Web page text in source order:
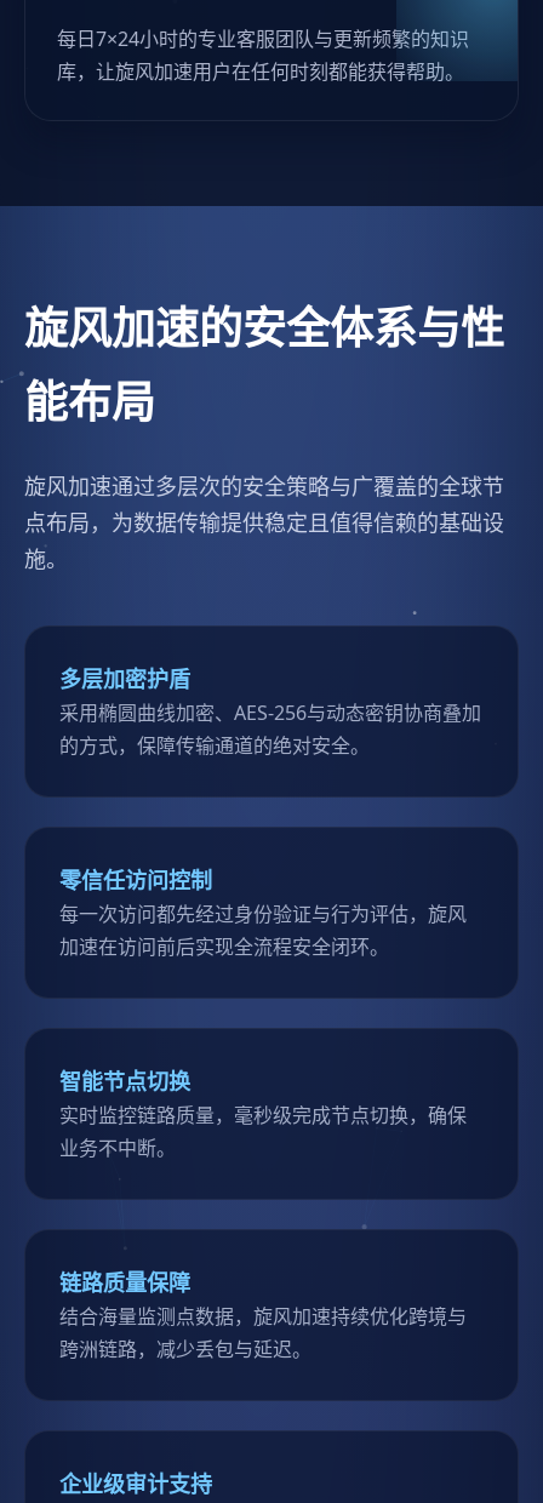
每日7×24小时的专业客服团队与更新频繁的知识
库，让旋风加速用户在任何时刻都能获得帮助。
旋风加速的安全体系与性
能布局
旋风加速通过多层次的安全策略与广覆盖的全球节
点布局，为数据传输提供稳定且值得信赖的基础设
施。
多层加密护盾
采用椭圆曲线加密、AES-256与动态密钥协商叠加
的方式，保障传输通道的绝对安全。
零信任访问控制
每一次访问都先经过身份验证与行为评估，旋风
加速在访问前后实现全流程安全闭环。
智能节点切换
实时监控链路质量，毫秒级完成节点切换，确保
业务不中断。
链路质量保障
结合海量监测点数据，旋风加速持续优化跨境与
跨洲链路，减少丢包与延迟。
企业级审计支持